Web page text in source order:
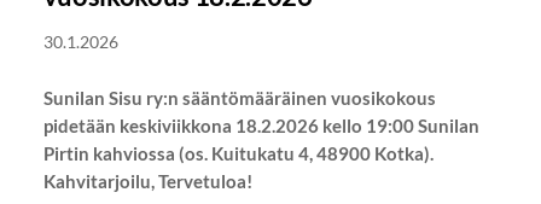
30.1.2026
Sunilan Sisu ry:n sääntömääräinen vuosikokous
pidetään keskiviikkona 18.2.2026 kello 19:00 Sunilan
Pirtin kahviossa (os. Kuitukatu 4, 48900 Kotka).
Kahvitarjoilu, Tervetuloa!